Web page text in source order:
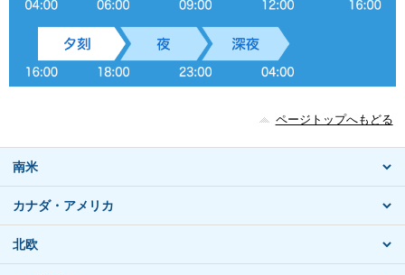
ページトップへもどる
南米
カナダ・アメリカ
北欧